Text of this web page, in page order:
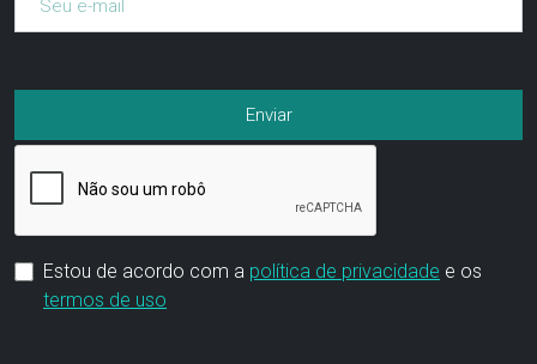
Estou de acordo com a política de privacidade e os
termos de uso